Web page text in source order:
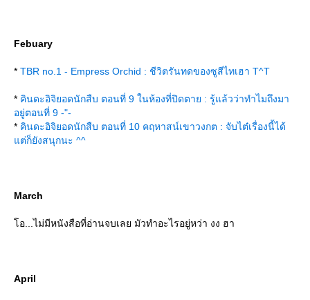
Febuary
* TBR no.1 - Empress Orchid : ชีวิตรันทดของซูสีไทเฮา T^T
* คินดะอิจิยอดนักสืบ ตอนที่ 9 ในห้องที่ปิดตาย : รู้แล้วว่าทำไมถึงมา
อยู่ตอนที่ 9 -"-
* คินดะอิจิยอดนักสืบ ตอนที่ 10 คฤหาสน์เขาวงกต : จับไต๋เรื่องนี้ได้
ต่ก็ยังสนุกนะ ^^
March
อ...ไม่มีหนังสือที่อ่านจบเลย มัวทำอะไรอยู่หว่า งง ฮา
April